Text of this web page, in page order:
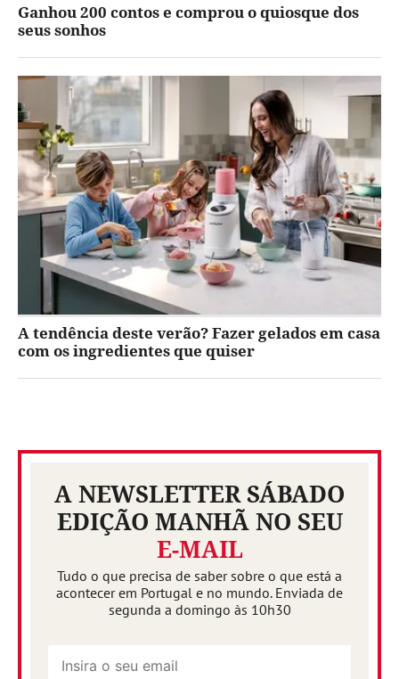
Ganhou 200 contos e comprou o quiosque dos
seus sonhos
A tendência deste verão? Fazer gelados em casa
com os ingredientes que quiser
A NEWSLETTER SÁBADO
EDIÇÃO MANHÃ NO SEU
E-MAIL
Tudo o que precisa de saber sobre o que está a
acontecer em Portugal e no mundo. Enviada de
segunda a domingo às 10h30